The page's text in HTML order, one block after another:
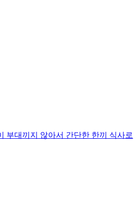
부대끼지 않아서 간단한 한끼 식사로